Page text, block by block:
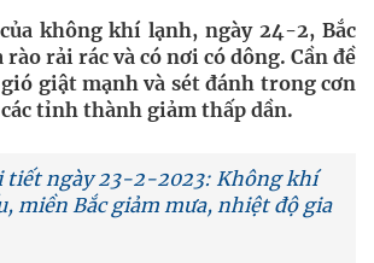
không khí lạnh, ngày 24-2, Bắc
rào rải rác và có nơi có dông. Cần đề
giật mạnh và sét đánh trong cơn
tỉnh thành giảm thấp dần.
tiết ngày 23-2-2023: Không khí
miền Bắc giảm mưa, nhiệt độ gia